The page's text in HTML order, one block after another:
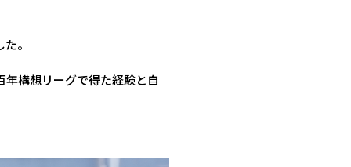
。
構想リーグで得た経験と自